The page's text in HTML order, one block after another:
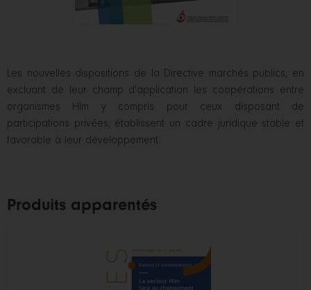
Les nouvelles dispositions de la Directive marchés publics, en
excluant de leur champ d'application les coopérations entre
organismes Hlm y compris pour ceux disposant de
participations privées, établissent un cadre juridique stable et
favorable à leur développement.
Produits apparentés